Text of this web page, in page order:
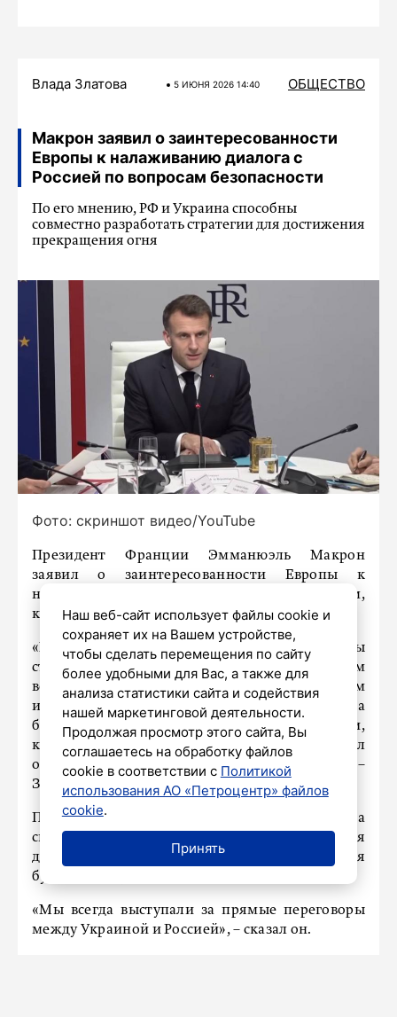
Влада Златова 5 ИЮНЯ 2026 14:40 ОБЩЕСТВО
Макрон заявил о заинтересованности
Европы к налаживанию диалога с
Россией по вопросам безопасности
По его мнению, РФ и Украина способны
совместно разработать стратегии для достижения
прекращения огня
Фото: скриншот видео/YouTube
Президент Франции Эмманюэль Макрон
заявил о заинтересованности Европы к
налаживанию диалога с Россией по вопросам,
которые представляют общий интерес.
«Мы заинтересованы в том, чтобы
структурировать обсуждение с Россией по тем
вопросам, которые относятся к нашим общим
интересам, это наша собственная политика
безопасности, политика добрососедства и,
конечно, защита интересов Украины», – заявил
он после своего прибытия на саммит ЕС –
Западные Балканы в Черногории.
По мнению Макрона, Россия и Украина
способны совместно разработать стратегии для
достижения прекращения огня и создания
будущего мирного соглашения.
«Мы всегда выступали за прямые переговоры
между Украиной и Россией», – сказал он.
Наш веб-сайт использует файлы cookie и
сохраняет их на Вашем устройстве,
чтобы сделать перемещения по сайту
более удобными для Вас, а также для
анализа статистики сайта и содействия
нашей маркетинговой деятельности.
Продолжая просмотр этого сайта, Вы
соглашаетесь на обработку файлов
cookie в соответствии с Политикой
использования АО «Петроцентр» файлов
cookie.
Принять